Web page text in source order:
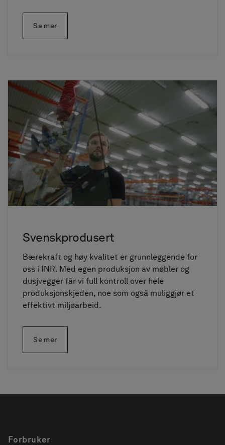
Se mer
Svenskprodusert
Bærekraft og høy kvalitet er grunnleggende for
oss i INR. Med egen produksjon av møbler og
dusjvegger får vi full kontroll over hele
produksjonskjeden, noe som også muliggjør et
effektivt miljøarbeid.
Se mer
Forbruker